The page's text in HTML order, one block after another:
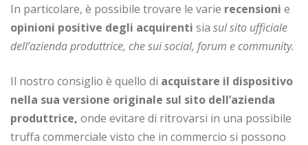
In particolare, è possibile trovare le varie recensioni e
opinioni positive degli acquirenti sia sul sito ufficiale
dell’azienda produttrice, che sui social, forum e community.
Il nostro consiglio è quello di acquistare il dispositivo
nella sua versione originale sul sito dell’azienda
produttrice, onde evitare di ritrovarsi in una possibile
truffa commerciale visto che in commercio si possono